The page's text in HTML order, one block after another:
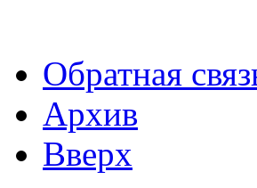
Обратная
Архив
Вверх